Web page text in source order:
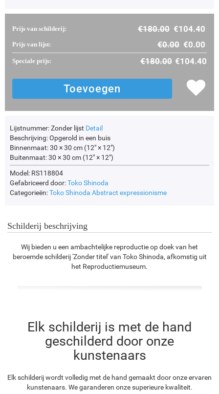
Prijs van schilderij: €180.00 €104.40
Prijs van lijst: €0.00 €0.00
Speciale prijs: €180.00 €104.40
Lijstnummer:Zonder lijst Detail
Beschrijving:Opgerold in een buis
Binnenmaat:30 × 30 cm (12" × 12")
Buitenmaat:30 × 30 cm (12" × 12")
Model: RS118804
Gefabriceerd door:Toko Shinoda
Categorieën:Toko Shinoda Abstract expressionisme
Schilderij beschrijving
Wij bieden u een ambachtelijke reproductie op doek van het
beroemde schilderij 'Zonder titel' van Toko Shinoda, afkomstig uit
het Reproductiemuseum.
Elk schilderij is met de hand
geschilderd door onze
kunstenaars
Elk schilderij wordt volledig met de hand gemaakt door onze ervaren
kunstenaars. We garanderen onze superieure kwaliteit.